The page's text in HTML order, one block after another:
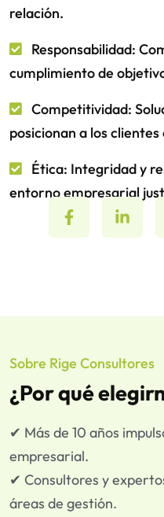
relación.
Responsabilidad:
cumplimiento de
Competitividad:
posicionan a los
Ética: Integridad y
entorno empresarial
Sobre Rige Consultores
¿Por qué
✔ Más de 10 años
empresarial.
✔ Consultores y
áreas de gestión.